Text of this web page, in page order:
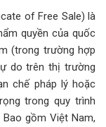
of Free Sale) là
quyền của quốc
(trong trường hợp
do trên thị trường
chế pháp lý hoặc
trong quy trình
gồm Việt Nam,